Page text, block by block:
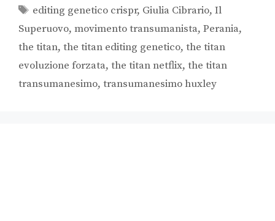
editing genetico crispr, Giulia Cibrario,Il
Superuovo, movimento transumanista, Perania,
the titan, the titan editing genetico, the titan
evoluzione forzata, the titan netflix, the titan
transumanesimo, transumanesimo huxley